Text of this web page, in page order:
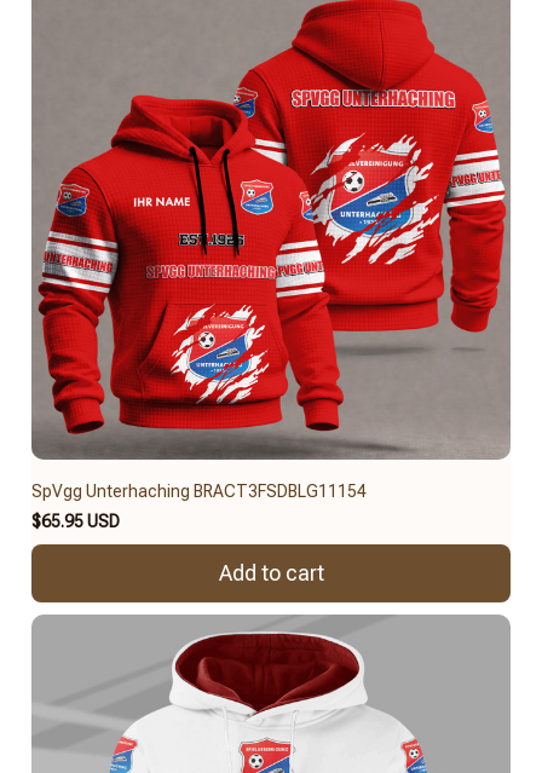
SpVgg Unterhaching BRACT3FSDBLG11154
$65.95 USD
Add to cart